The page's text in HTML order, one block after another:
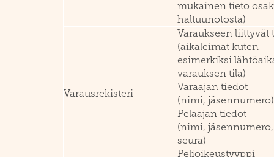
mukainen tieto
haltuunotosta)
Varausrekisteri
Varaukseen liittyvät
(aikaleimat kuten
esimerkiksi
varauksen tila)
Varaajan tiedot
(nimi, jäsennumero)
Pelaajan tiedot
(nimi, jäsennumero,
seura)
Pelioikeustyyppi